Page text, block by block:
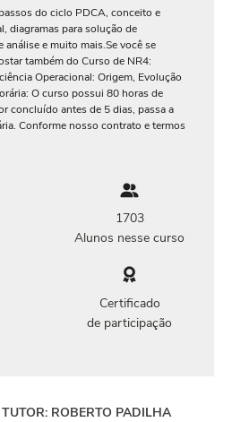
do ciclo PDCA, conceito e
diagramas para solução de
análise e muito mais.Se você se
também do Curso de NR4:
Operacional: Origem, Evolução
O curso possui 80 horas de
concluído antes de 5 dias, passa a
Conforme nosso contrato e termos
1703
Alunos nesse curso
Certificado
de participação
ROBERTO PADILHA